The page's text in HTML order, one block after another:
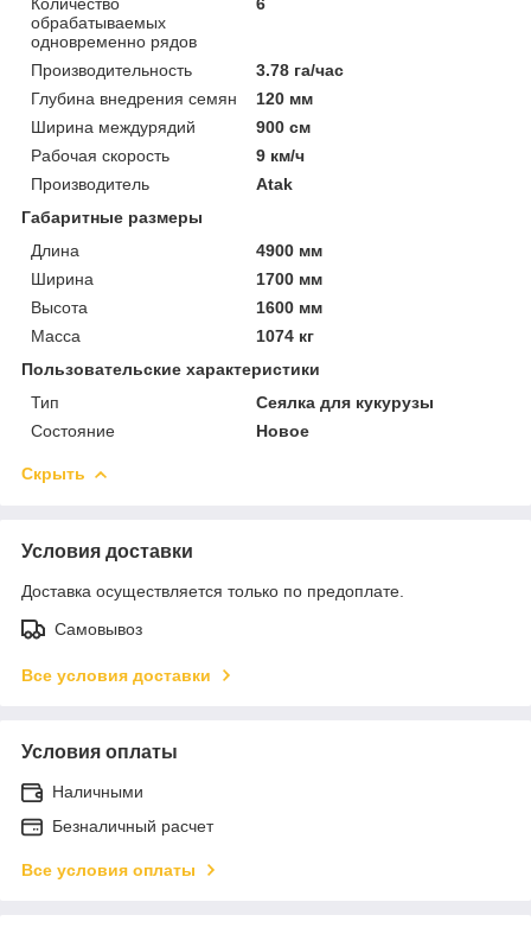
обрабатываемых
одновременно рядов
Производительность
3.78 га/час
Глубина внедрения семян
120 мм
Ширина междурядий
900 см
Рабочая скорость
9 км/ч
Производитель
Atak
Габаритные размеры
Длина
4900 мм
Ширина
1700 мм
Высота
1600 мм
Масса
1074 кг
Пользовательские характеристики
Тип
Сеялка для кукурузы
Состояние
Новое
Скрыть
Условия доставки
Доставка осуществляется только по предоплате.
Самовывоз
Все условия доставки
Условия оплаты
Наличными
Безналичный расчет
Все условия оплаты